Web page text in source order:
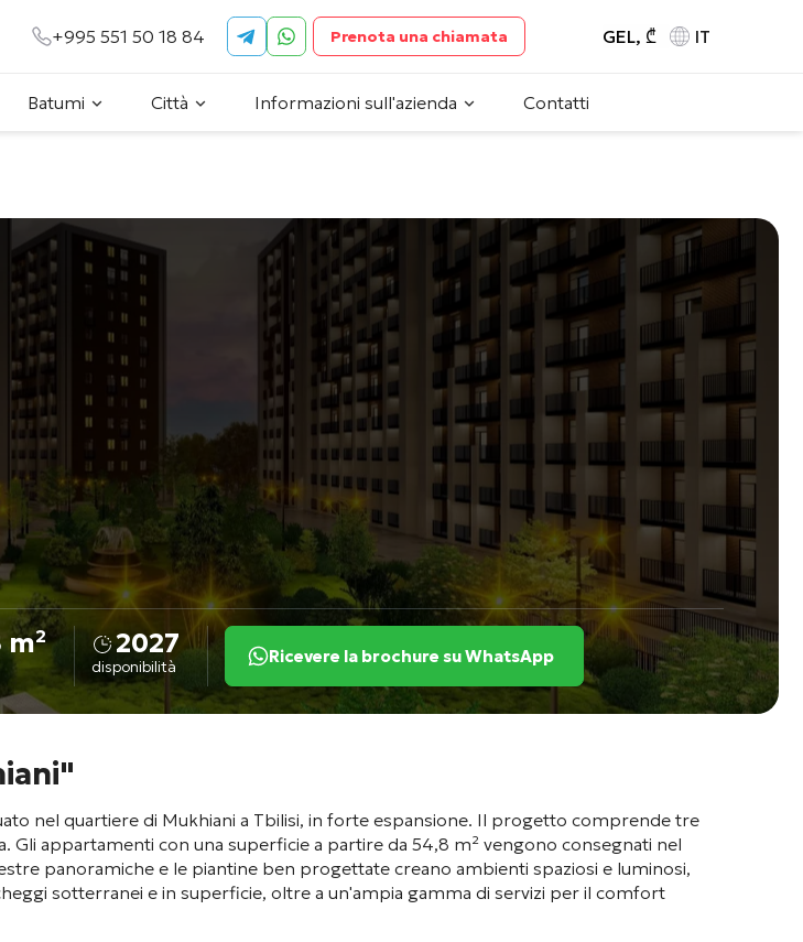
+995 551 50 18 84 Prenota una chiamata GEL, ₾ IT
Batumi Città Informazioni sull'azienda Contatti
2027
disponibilità Ricevere la brochure su WhatsApp
nel quartiere di Mukhiani a Tbilisi, in forte espansione. Il progetto comprende tre
. Gli appartamenti con una superficie a partire da 54,8 m² vengono consegnati nel
panoramiche e le piantine ben progettate creano ambienti spaziosi e luminosi,
sotterranei e in superficie, oltre a un'ampia gamma di servizi per il comfort